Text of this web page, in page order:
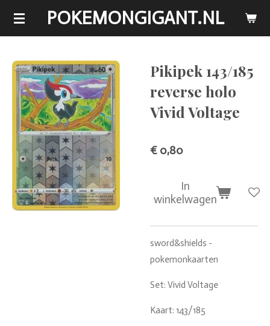
Ga
de
hoofdinhoud
POKEMONGIGANT.NL
Pikipek 143/185
reverse holo
Vivid Voltage
€ 0,80
In
winkelwagen
sword&shields -
pokemonkaarten
Set: Vivid Voltage
Kaart: 143/185